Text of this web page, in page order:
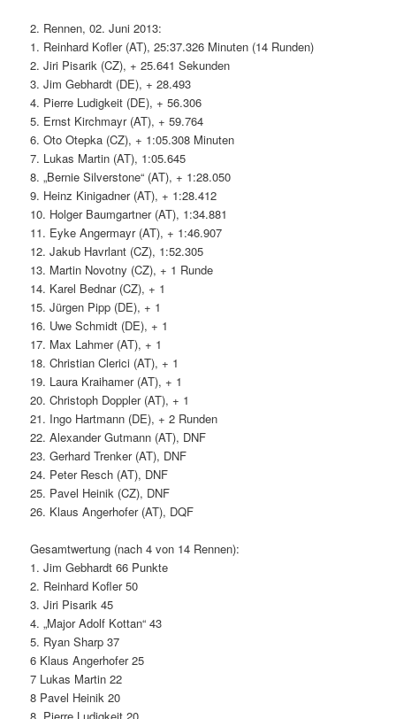
2. Rennen, 02. Juni 2013:
1. Reinhard Kofler (AT), 25:37.326 Minuten (14 Runden)
2. Jiri Pisarik (CZ), + 25.641 Sekunden
3. Jim Gebhardt (DE), + 28.493
4. Pierre Ludigkeit (DE), + 56.306
5. Ernst Kirchmayr (AT), + 59.764
6. Oto Otepka (CZ), + 1:05.308 Minuten
7. Lukas Martin (AT), 1:05.645
8. „Bernie Silverstone“ (AT), + 1:28.050
9. Heinz Kinigadner (AT), + 1:28.412
10. Holger Baumgartner (AT), 1:34.881
11. Eyke Angermayr (AT), + 1:46.907
12. Jakub Havrlant (CZ), 1:52.305
13. Martin Novotny (CZ), + 1 Runde
14. Karel Bednar (CZ), + 1
15. Jürgen Pipp (DE), + 1
16. Uwe Schmidt (DE), + 1
17. Max Lahmer (AT), + 1
18. Christian Clerici (AT), + 1
19. Laura Kraihamer (AT), + 1
20. Christoph Doppler (AT), + 1
21. Ingo Hartmann (DE), + 2 Runden
22. Alexander Gutmann (AT), DNF
23. Gerhard Trenker (AT), DNF
24. Peter Resch (AT), DNF
25. Pavel Heinik (CZ), DNF
26. Klaus Angerhofer (AT), DQF
Gesamtwertung (nach 4 von 14 Rennen):
1. Jim Gebhardt 66 Punkte
2. Reinhard Kofler 50
3. Jiri Pisarik 45
4. „Major Adolf Kottan“ 43
5. Ryan Sharp 37
6 Klaus Angerhofer 25
7 Lukas Martin 22
8 Pavel Heinik 20